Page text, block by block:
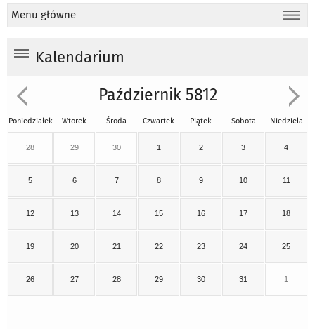
Menu główne
Kalendarium
Październik 5812
Poniedziałek Wtorek Środa Czwartek Piątek Sobota Niedziela
28 29 30 1 2 3 4
5 6 7 8 9 10 11
12 13 14 15 16 17 18
19 20 21 22 23 24 25
26 27 28 29 30 31 1